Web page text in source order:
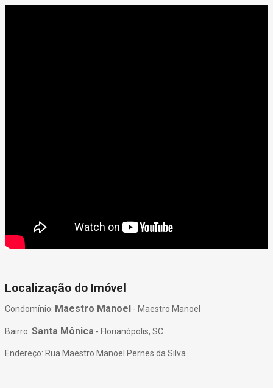
Localização do Imóvel
Condomínio: Maestro Manoel - Maestro Manoel
Bairro: Santa Mônica - Florianópolis, SC
Endereço: Rua Maestro Manoel Pernes da Silva